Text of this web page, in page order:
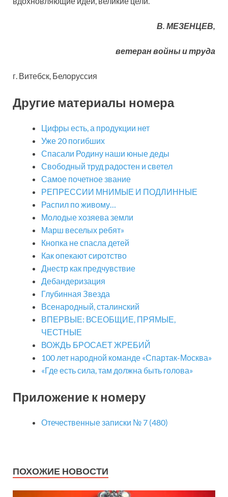
В. МЕЗЕНЦЕВ,
ветеран войны и труда
г. Витебск, Белоруссия
Другие материалы номера
Цифры есть, а продукции нет
Уже 20 погибших
Спасали Родину наши юные деды
Свободный труд радостен и светел
Самое почетное звание
РЕПРЕССИИ МНИМЫЕ И ПОДЛИННЫЕ
Распил по живому…
Молодые хозяева земли
Марш веселых ребят»
Кнопка не спасла детей
Как опекают сиротство
Днестр как предчувствие
Дебандеризация
Глубинная Звезда
Всенародный, сталинский
ВПЕРВЫЕ: ВСЕОБЩИЕ, ПРЯМЫЕ,
ЧЕСТНЫЕ
ВОЖДЬ БРОСАЕТ ЖРЕБИЙ
100 лет народной команде «Спартак-Москва»
«Где есть сила, там должна быть голова»
Приложение к номеру
Отечественные записки № 7 (480)
ПОХОЖИЕ НОВОСТИ